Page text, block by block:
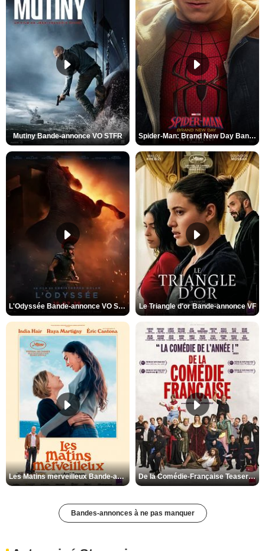
Mutiny Bande-annonce VO STFR Spider-Man: Brand New Day Bande-annonce VO STFR
L'Odyssée Bande-annonce VO STFR Le Triangle d'or Bande-annonce VF
Les Matins merveilleux Bande-annonce VF De la Comédie-Française Teaser VF
Bandes-annonces à ne pas manquer